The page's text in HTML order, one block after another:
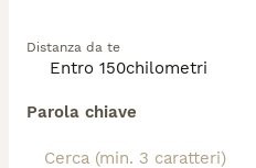
Distanza da te
Parola chiave